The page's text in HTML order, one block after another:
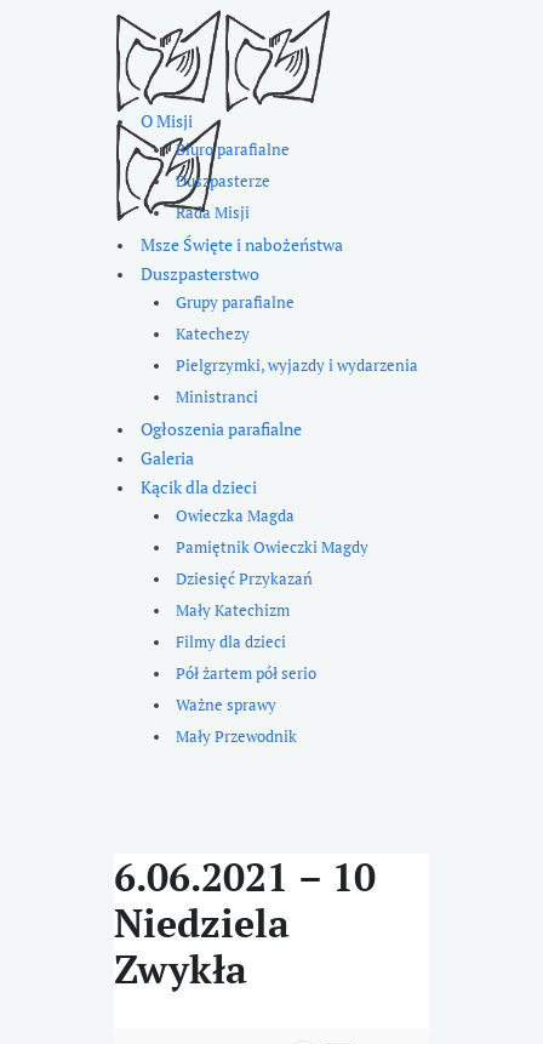
O Misji
Biuro parafialne
Duszpasterze
Rada Misji
Msze Święte i nabożeństwa
Duszpasterstwo
Grupy parafialne
Katechezy
Pielgrzymki, wyjazdy i wydarzenia
Ministranci
Ogłoszenia parafialne
Galeria
Kącik dla dzieci
Owieczka Magda
Pamiętnik Owieczki Magdy
Dziesięć Przykazań
Mały Katechizm
Filmy dla dzieci
Pół żartem pół serio
Ważne sprawy
Mały Przewodnik
6.06.2021 – 10
Niedziela
Zwykła